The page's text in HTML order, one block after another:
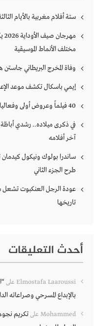
ستة أفلام مغربية بالأيام
مختلف الأنماط الموسيقية
وفاة المخرج البريطاني
إيمي باسكال تكشف موعد
40 فيلماً وعروض أولى وفعاليات مهنية في مهرجان نافذة على أوروبا
في ذكرى ميلاده.. رشدي
آخر أفلامه
طرح الجزء الثاني
عودة الرجل العنكبوت تشعل
تاريخها
أحدث التعليقات
Elmostafa Laaroussi على
بالإبداع المسرحي وصراعاته
Mohammed علىتكريم